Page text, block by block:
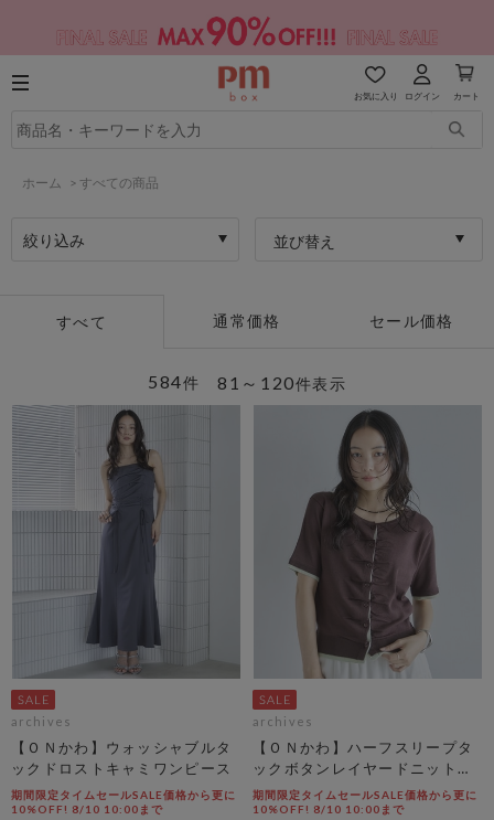
お気に入り ログイン カート
ホーム > すべての商品
絞り込み 並び替え
すべて 通常価格 セール価格
81～120件表示
584件
archives
【ＯＮかわ】ウォッシャブルタ
ックドロストキャミワンピース
期間限定タイムセールSALE価格から更に
10%OFF! 8/10 10:00まで
archives
【ＯＮかわ】ハーフスリープタ
ックボタンレイヤードニットカ
ーディガン
期間限定タイムセールSALE価格から更に
10%OFF! 8/10 10:00まで